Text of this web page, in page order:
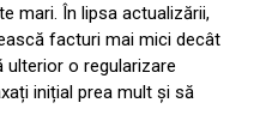
mari. În lipsa actualizării,
facturi mai mici decât
ulterior o regularizare
inițial prea mult și să